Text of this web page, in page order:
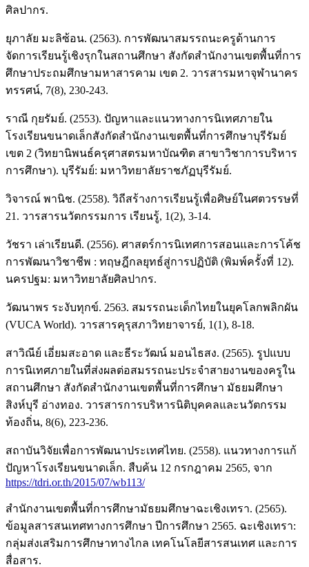
ศิลปากร.
ยุภาลัย มะลิซ้อน. (2563). การพัฒนาสมรรถนะครูด้านการ
จัดการเรียนรู้เชิงรุกในสถานศึกษา สังกัดสำนักงานเขตพื้นที่การ
ศึกษาประถมศึกษามหาสารคาม เขต 2. วารสารมหาจุฬานาคร
ทรรศน์, 7(8), 230-243.
ราณี กุยรัมย์. (2553). ปัญหาและแนวทางการนิเทศภายใน
โรงเรียนขนาดเล็กสังกัดสำนักงานเขตพื้นที่การศึกษาบุรีรัมย์
เขต 2 (วิทยานิพนธ์ครุศาสตรมหาบัณฑิต สาขาวิชาการบริหาร
การศึกษา). บุรีรัมย์: มหาวิทยาลัยราชภัฏบุรีรัมย์.
วิจารณ์ พานิช. (2558). วิถีสร้างการเรียนรู้เพื่อศิษย์ในศตวรรษที่
21. วารสารนวัตกรรมการ เรียนรู้, 1(2), 3-14.
วัชรา เล่าเรียนดี. (2556). ศาสตร์การนิเทศการสอนและการโค้ช
การพัฒนาวิชาชีพ : ทฤษฎีกลยุทธ์สู่การปฏิบัติ (พิมพ์ครั้งที่ 12).
นครปฐม: มหาวิทยาลัยศิลปากร.
วัฒนาพร ระงับทุกข์. 2563. สมรรถนะเด็กไทยในยุคโลกพลิกผัน
(VUCA World). วารสารคุรุสภาวิทยาจารย์, 1(1), 8-18.
สาวิณีย์ เอี่ยมสะอาด และธีระวัฒน์ มอนไธสง. (2565). รูปแบบ
การนิเทศภายในที่ส่งผลต่อสมรรถนะประจำสายงานของครูใน
สถานศึกษา สังกัดสำนักงานเขตพื้นที่การศึกษา มัธยมศึกษา
สิงห์บุรี อ่างทอง. วารสารการบริหารนิติบุคคลและนวัตกรรม
ท้องถิ่น, 8(6), 223-236.
สถาบันวิจัยเพื่อการพัฒนาประเทศไทย. (2558). แนวทางการแก้
ปัญหาโรงเรียนขนาดเล็ก. สืบค้น 12 กรกฎาคม 2565, จาก
https://tdri.or.th/2015/07/wb113/
สำนักงานเขตพื้นที่การศึกษามัธยมศึกษาฉะเชิงเทรา. (2565).
ข้อมูลสารสนเทศทางการศึกษา ปีการศึกษา 2565. ฉะเชิงเทรา:
กลุ่มส่งเสริมการศึกษาทางไกล เทคโนโลยีสารสนเทศ และการ
สื่อสาร.